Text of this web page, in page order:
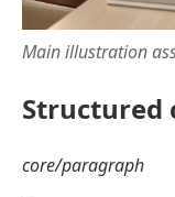
Main illustration
Structured
core/paragraph